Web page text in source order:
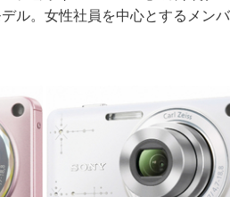
ル。女性社員を中心とするメンバ